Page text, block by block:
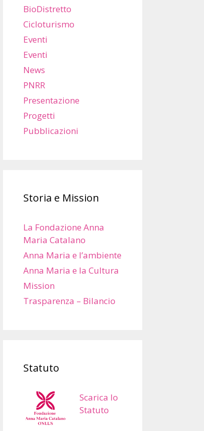
BioDistretto
Cicloturismo
Eventi
Eventi
News
PNRR
Presentazione
Progetti
Pubblicazioni
Storia e Mission
La Fondazione Anna
Maria Catalano
Anna Maria e l’ambiente
Anna Maria e la Cultura
Mission
Trasparenza – Bilancio
Statuto
Scarica lo
Statuto